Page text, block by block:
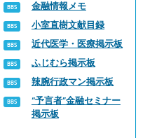
金融情報メモ
小室直樹文献目録
近代医学・医療掲示板
ふじむら掲示板
辣腕行政マン掲示板
“予言者”金融セミナー
掲示板